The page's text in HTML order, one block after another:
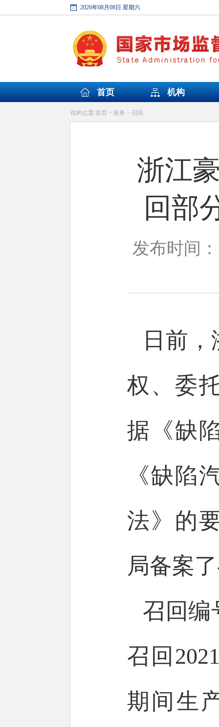
2026年08月08日 星期六
首页 机构
你的位置:首页> 政务 > 召回
浙江
回部
发布时间
日前
权、委
据《缺
《缺陷
法》的
局备案
召回编
召回
期间生